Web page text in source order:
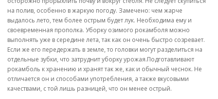
на полив, особенно в жаркую погоду. Замечено: чем жарче
выдалось лето, тем более острым будет лук. Необходима ему и
своевременная прополка. Уборку озимого рокамболя можно
выполнять уже в середине лета, так как он очень быстро созревает.
Если же его передержать в земле, то головки могут разделиться на
отдельные зубки, что затруднит уборку урожая.Подготавливают
рокамболь к хранению и хранят так же, как и обычный чеснок. Не
отличается он и способами употребления, а также вкусовыми
качествами, с той лишь разницей, что он менее острый.